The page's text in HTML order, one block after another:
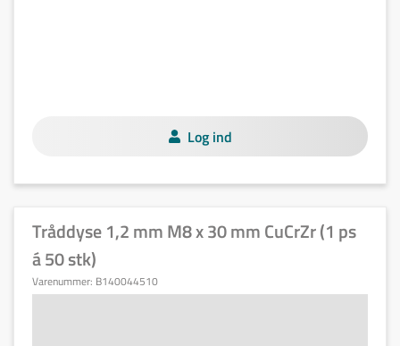
Log ind
Tråddyse 1,2 mm M8 x 30 mm CuCrZr (1 ps
á 50 stk)
Varenummer: B140044510